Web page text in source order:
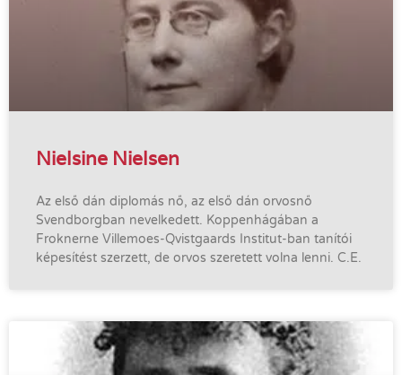
Nielsine Nielsen
Az első dán diplomás nő, az első dán orvosnő
Svendborgban nevelkedett. Koppenhágában a
Froknerne Villemoes-Qvistgaards Institut-ban tanítói
képesítést szerzett, de orvos szeretett volna lenni. C.E.